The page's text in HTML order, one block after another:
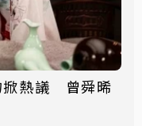
掀熱議 曾舜晞